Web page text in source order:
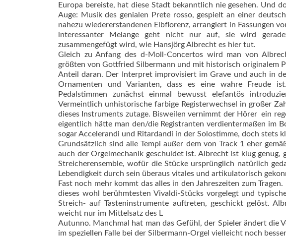
Europa bereiste, hat diese Stadt bekanntlich nie gesehen. Und
Auge: Musik des genialen Prete rosso, gespielt an einer
nahezu wiedererstandenen Elbflorenz, arrangiert in Fassungen
interessanter Melange geht nicht nur auf, sie wird
zusammengefügt wird, wie Hansjörg Albrecht es hier tut.
Gleich zu Anfang des d-Moll-Concertos wird man von
größten von Gottfried Silbermann und mit historisch originalem
Anteil da­ran. Der Interpret improvisiert im Grave und auch in
Ornamenten und Varianten, dass es eine wahre Freude
Pedalstimmen zunächst einmal bewusst elefantös
Vermeintlich un­his­torische farbige Registerwechsel in großer
dieses Instruments zutage. Bisweilen vernimmt der Hörer ein
eigentlich hätte man den/die Registranten verdientermaßen im
sogar Accelerandi und Ritardandi in der Solostimme, doch stets
Grundsätzlich sind alle Tempi außer dem von Track 1 eher
auch der Orgelmechanik geschuldet ist. Albrecht ist klug
Streicherensemble, wofür die Stücke ursprünglich natürlich
Lebendigkeit durch sein überaus vitales und artikulatorisch
Fast noch mehr kommt das alles in den Jahreszeiten zum
dieses wohl berühmtesten Vivaldi-Stücks vorgelegt und
Streich- auf Tasteninstrumente auftreten, geschickt gelöst.
weicht nur im Mittelsatz des L
Autunno. Manchmal hat man das Gefühl, der Spieler ändert die
im speziellen Falle bei der Silbermann-Orgel vielleicht noch